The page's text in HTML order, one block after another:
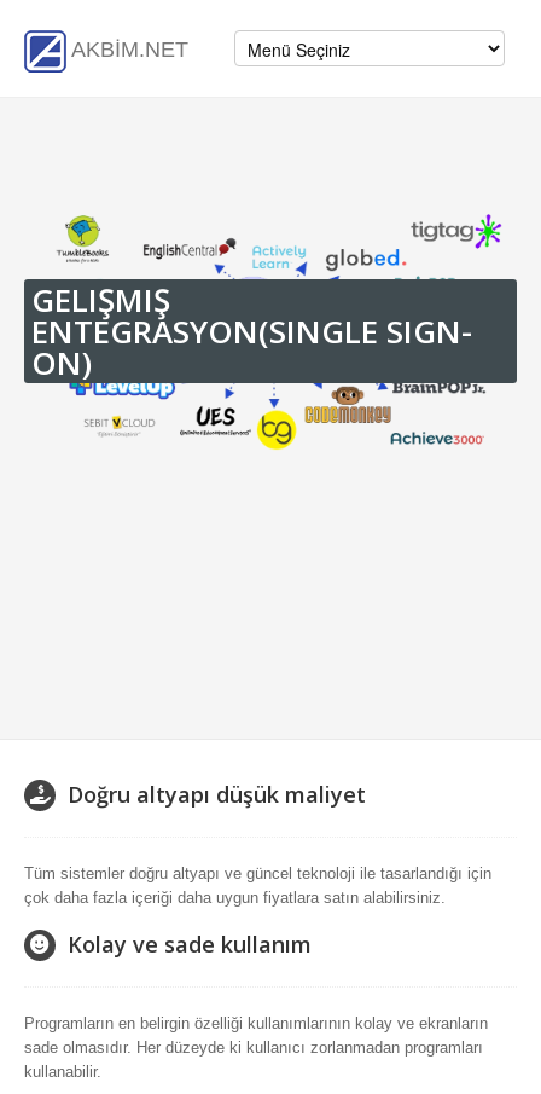
AKBİM.NET
GELIŞMIŞ
ENTEGRASYON(SINGLE SIGN-
ON)
Doğru altyapı düşük maliyet
Tüm sistemler doğru altyapı ve güncel teknoloji ile tasarlandığı için
çok daha fazla içeriği daha uygun fiyatlara satın alabilirsiniz.
Kolay ve sade kullanım
Programların en belirgin özelliği kullanımlarının kolay ve ekranların
sade olmasıdır. Her düzeyde ki kullanıcı zorlanmadan programları
kullanabilir.